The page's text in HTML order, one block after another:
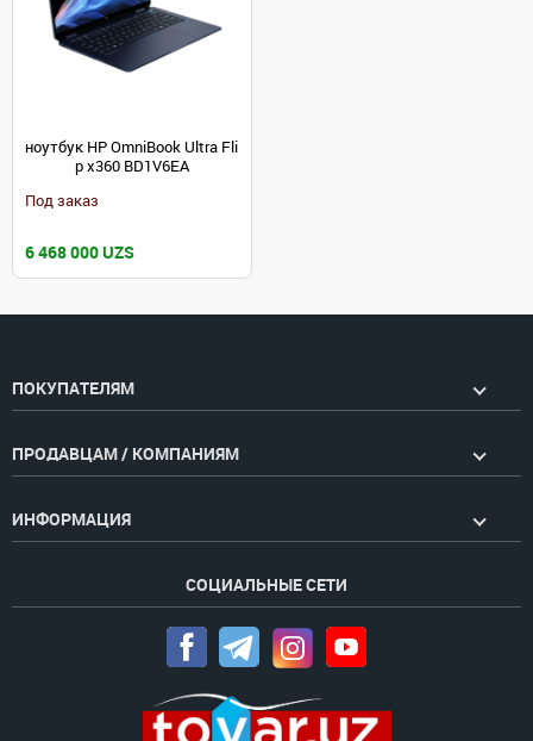
ноутбук HP OmniBook Ultra Fli
p x360 BD1V6EA
Под заказ
6 468 000 UZS
ПОКУПАТЕЛЯМ
ПРОДАВЦАМ / КОМПАНИЯМ
ИНФОРМАЦИЯ
СОЦИАЛЬНЫЕ СЕТИ